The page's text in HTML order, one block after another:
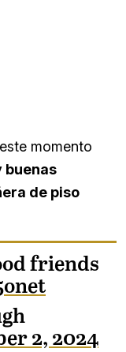
momento
buenas
de piso
friends
2, 2024